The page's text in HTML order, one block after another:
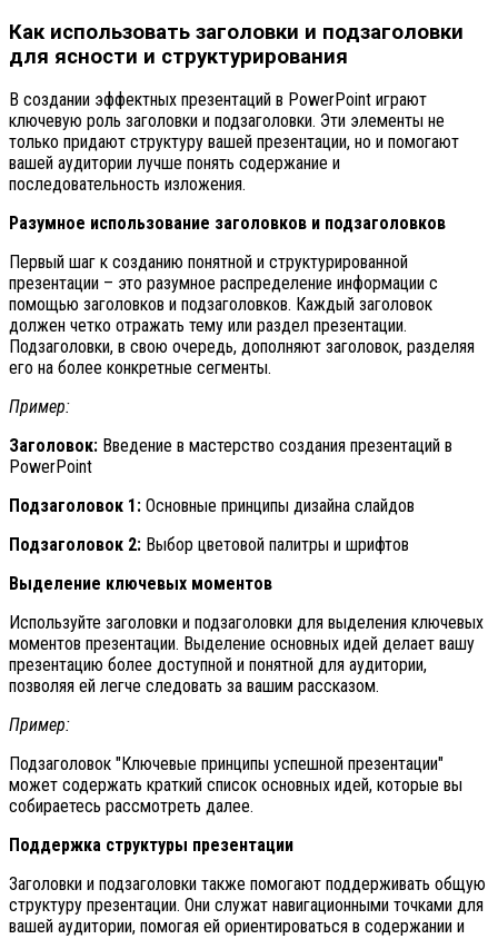
Как использовать заголовки и подзаголовки
для ясности и структурирования
В создании эффектных презентаций в PowerPoint играют
ключевую роль заголовки и подзаголовки. Эти элементы не
только придают структуру вашей презентации, но и помогают
вашей аудитории лучше понять содержание и
последовательность изложения.
Разумное использование заголовков и подзаголовков
Первый шаг к созданию понятной и структурированной
презентации – это разумное распределение информации с
помощью заголовков и подзаголовков. Каждый заголовок
должен четко отражать тему или раздел презентации.
Подзаголовки, в свою очередь, дополняют заголовок, разделяя
его на более конкретные сегменты.
Пример:
Заголовок: Введение в мастерство создания презентаций в
PowerPoint
Подзаголовок 1: Основные принципы дизайна слайдов
Подзаголовок 2: Выбор цветовой палитры и шрифтов
Выделение ключевых моментов
Используйте заголовки и подзаголовки для выделения ключевых
моментов презентации. Выделение основных идей делает вашу
презентацию более доступной и понятной для аудитории,
позволяя ей легче следовать за вашим рассказом.
Пример:
Подзаголовок "Ключевые принципы успешной презентации"
может содержать краткий список основных идей, которые вы
собираетесь рассмотреть далее.
Поддержка структуры презентации
Заголовки и подзаголовки также помогают поддерживать общую
структуру презентации. Они служат навигационными точками для
вашей аудитории, помогая ей ориентироваться в содержании и